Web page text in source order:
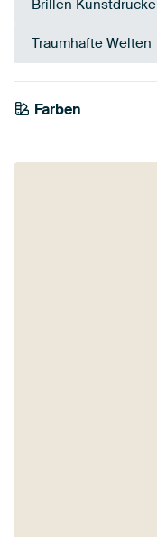
Brillen Kunstdrucke
Traumhafte Welten
Farben
Early Dew
Orange